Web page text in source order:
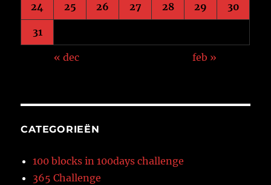
24 25 26 27 28 29 30
31
« dec feb »
CATEGORIEËN
100 blocks in 100days challenge
365 Challenge